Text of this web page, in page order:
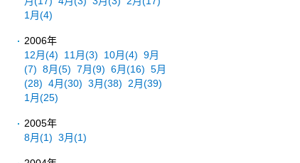
1月(4)
2006年
12月(4) 11月(3) 10月(4) 9月
(7) 8月(5) 7月(9) 6月(16) 5月
(28) 4月(30) 3月(38) 2月(39)
1月(25)
2005年
8月(1) 3月(1)